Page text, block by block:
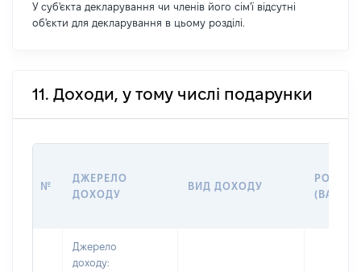
У суб'єкта декларування чи членів його сім'ї відсутні
об'єкти для декларування в цьому розділі.
11. Доходи, у тому числі подарунки
№
ДЖЕРЕЛО
ДОХОДУ
ВИД ДОХОДУ
РОЗМІР
Джерело
доходу: